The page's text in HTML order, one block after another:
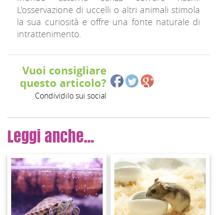
L'osservazione di uccelli o altri animali stimola
la sua curiosità e offre una fonte naturale di
intrattenimento.
Vuoi consigliare
questo articolo?
Condividilo sui social
Leggi anche...